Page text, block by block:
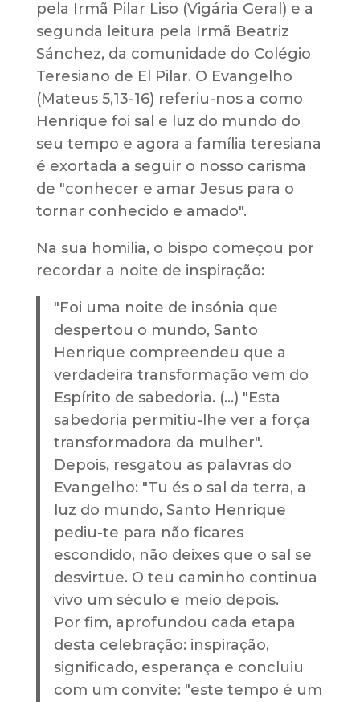
pela Irmã Pilar Liso (Vigária Geral) e a
segunda leitura pela Irmã Beatriz
Sánchez, da comunidade do Colégio
Teresiano de El Pilar. O Evangelho
(Mateus 5,13-16) referiu-nos a como
Henrique foi sal e luz do mundo do
seu tempo e agora a família teresiana
é exortada a seguir o nosso carisma
de "conhecer e amar Jesus para o
tornar conhecido e amado".
Na sua homilia, o bispo começou por
recordar a noite de inspiração:
"Foi uma noite de insónia que
despertou o mundo, Santo
Henrique compreendeu que a
verdadeira transformação vem do
Espírito de sabedoria. (...) "Esta
sabedoria permitiu-lhe ver a força
transformadora da mulher".
Depois, resgatou as palavras do
Evangelho: "Tu és o sal da terra, a
luz do mundo, Santo Henrique
pediu-te para não ficares
escondido, não deixes que o sal se
desvirtue. O teu caminho continua
vivo um século e meio depois.
Por fim, aprofundou cada etapa
desta celebração: inspiração,
significado, esperança e concluiu
com um convite: "este tempo é um